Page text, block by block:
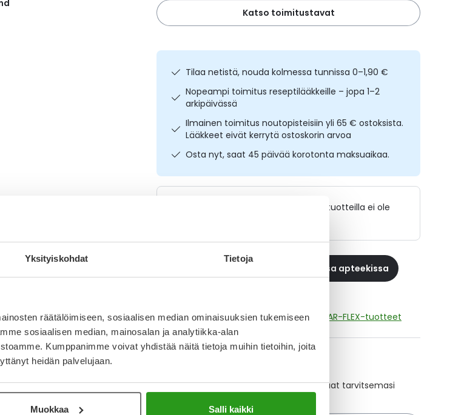
Yksityiskohdat Tietoja
räätälöimiseen, sosiaalisen median ominaisuuksien tukemiseen
sosiaalisen median, mainosalan ja analytiikka-alan
Kumppanimme voivat yhdistää näitä tietoja muihin tietoihin, joita
heidän palvelujaan.
Muokkaa Salli kaikki
Katso toimitustavat
Tilaa netistä, nouda kolmessa tunnissa 0–1,90 €
Nopeampi toimitus reseptilääkkeille – jopa 1–2
arkipäivässä
Ilmainen toimitus noutopisteisiin yli 65 € ostoksista.
Lääkkeet eivät kerrytä ostoskorin arvoa
Osta nyt, saat 45 päivää korotonta maksuaikaa.
Lääkkeillä ja reseptillä ostetuilla tuotteilla ei ole
Varaa reseptilääke apteekkiin, maksa apteekissa
Katso kaikki PHYSIONEAL 40 GLUCOSE CLEAR-FLEX-tuotteet
Muistuttajan avulla pidät huolen, että tilaat tarvitsemasi
tuotteet ajoissa, eivätkä ne lopu kesken.